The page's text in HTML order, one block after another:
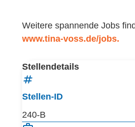
Weitere spannende Jobs
www.tina-voss.de/jobs.
Stellendetails
Stellen-ID
240-B